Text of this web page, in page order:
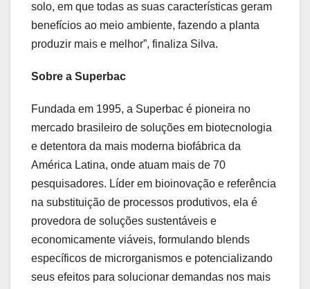
solo, em que todas as suas características geram
benefícios ao meio ambiente, fazendo a planta
produzir mais e melhor”, finaliza Silva.
Sobre a Superbac
Fundada em 1995, a Superbac é pioneira no
mercado brasileiro de soluções em biotecnologia
e detentora da mais moderna biofábrica da
América Latina, onde atuam mais de 70
pesquisadores. Líder em bioinovação e referência
na substituição de processos produtivos, ela é
provedora de soluções sustentáveis e
economicamente viáveis, formulando blends
específicos de microrganismos e potencializando
seus efeitos para solucionar demandas nos mais